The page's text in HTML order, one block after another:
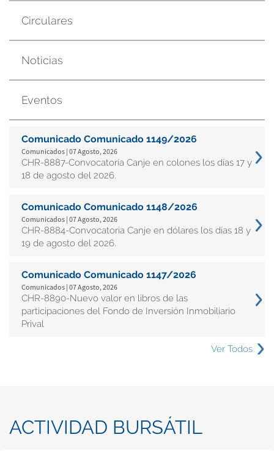
Circulares
Noticias
Eventos
Comunicado Comunicado 1149/2026
Comunicados | 07 Agosto, 2026
CHR-8887-Convocatoria Canje en colones los días 17 y
18 de agosto del 2026.
Comunicado Comunicado 1148/2026
Comunicados | 07 Agosto, 2026
CHR-8884-Convocatoria Canje en dólares los días 18 y
19 de agosto del 2026.
Comunicado Comunicado 1147/2026
Comunicados | 07 Agosto, 2026
CHR-8890-Nuevo valor en libros de las
participaciones del Fondo de Inversión Inmobiliario
Prival
Ver Todos
ACTIVIDAD BURSÁTIL